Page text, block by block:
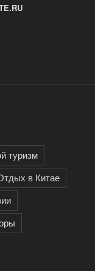
туризм
в Китае